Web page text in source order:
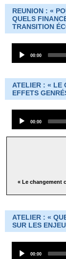
REUNION : «
QUELS
TRANSITION
Current
00:00
ATELIER : « LE
EFFETS
Current
00:00
« Le changement
ATELIER : «
SUR LES
Current
00:00